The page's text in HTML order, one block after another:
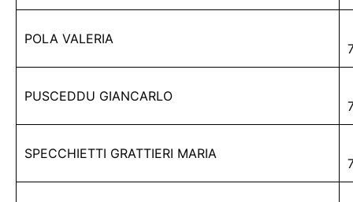
POLA VALERIA
PUSCEDDU GIANCARLO
SPECCHIETTI GRATTIERI MARIA